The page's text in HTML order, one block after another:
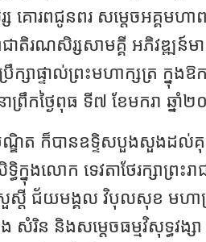
គោរពជូនពរ សម្តេចអគ្គមហ
ាតិរណសិរ្សសាមគ្គី អភិវឌ្ឍន៍ម
សាផ្ទាល់ព្រះមហាក្សត្រ ក្នុងឱ
រឹកថ្ងៃពុធ ទី៧ ខែមករា ឆ្នាំ
ណ្ឌិត ក៏បានឧទ្ទិសបួងសួងដល់
ក្នុងលោក ទេវតាថែរក្សាព្រះរា
ស្តី ជ័យមង្គល វិបុលសុខ មហាប្
សំរិន និងសម្តេចធម្មវិសុទ្ធវ